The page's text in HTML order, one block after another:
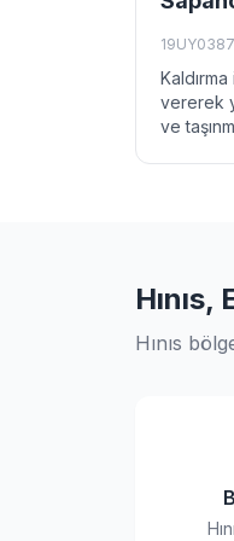
vererek
ve
Hınıs